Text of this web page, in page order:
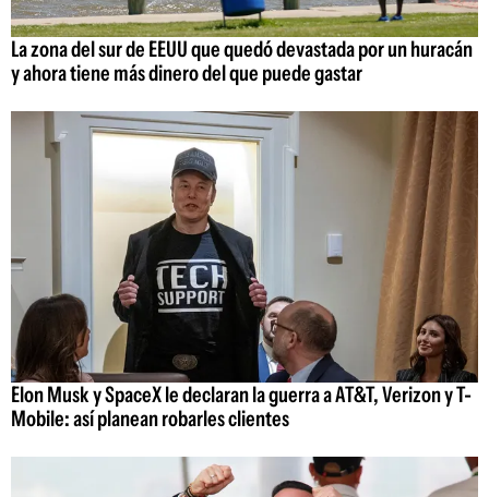
La zona del sur de EEUU que quedó devastada por un huracán
y ahora tiene más dinero del que puede gastar
Elon Musk y SpaceX le declaran la guerra a AT&T, Verizon y T-
Mobile: así planean robarles clientes